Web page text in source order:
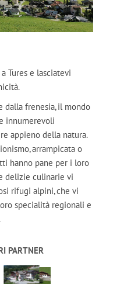
Tures e lasciatevi
dalla frenesia, il mondo
innumerevoli
appieno della natura.
arrampicata o
hanno pane per i loro
delizie culinarie vi
rifugi alpini, che vi
specialità regionali e
PARTNER